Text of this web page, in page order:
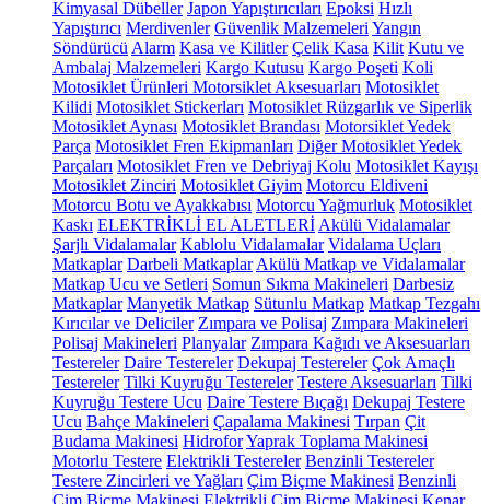
Kimyasal Dübeller Japon Yapıştırıcıları Epoksi Hızlı
Yapıştırıcı Merdivenler Güvenlik Malzemeleri Yangın
Söndürücü Alarm Kasa ve Kilitler Çelik Kasa Kilit Kutu ve
Ambalaj Malzemeleri Kargo Kutusu Kargo Poşeti Koli
Motosiklet Ürünleri Motorsiklet Aksesuarları Motosiklet
Kilidi Motosiklet Stickerları Motosiklet Rüzgarlık ve Siperlik
Motosiklet Aynası Motosiklet Brandası Motorsiklet Yedek
Parça Motosiklet Fren Ekipmanları Diğer Motosiklet Yedek
Parçaları Motosiklet Fren ve Debriyaj Kolu Motosiklet Kayışı
Motosiklet Zinciri Motosiklet Giyim Motorcu Eldiveni
Motorcu Botu ve Ayakkabısı Motorcu Yağmurluk Motosiklet
Kaskı ELEKTRİKLİ EL ALETLERİ Akülü Vidalamalar
Şarjlı Vidalamalar Kablolu Vidalamalar Vidalama Uçları
Matkaplar Darbeli Matkaplar Akülü Matkap ve Vidalamalar
Matkap Ucu ve Setleri Somun Sıkma Makineleri Darbesiz
Matkaplar Manyetik Matkap Sütunlu Matkap Matkap Tezgahı
Kırıcılar ve Deliciler Zımpara ve Polisaj Zımpara Makineleri
Polisaj Makineleri Planyalar Zımpara Kağıdı ve Aksesuarları
Testereler Daire Testereler Dekupaj Testereler Çok Amaçlı
Testereler Tilki Kuyruğu Testereler Testere Aksesuarları Tilki
Kuyruğu Testere Ucu Daire Testere Bıçağı Dekupaj Testere
Ucu Bahçe Makineleri Çapalama Makinesi Tırpan Çit
Budama Makinesi HidroforYaprak Toplama Makinesi
Motorlu Testere Elektrikli Testereler Benzinli Testereler
Testere Zincirleri ve Yağları Çim Biçme Makinesi Benzinli
Çim Biçme Makinesi Elektrikli Çim Biçme Makinesi Kenar